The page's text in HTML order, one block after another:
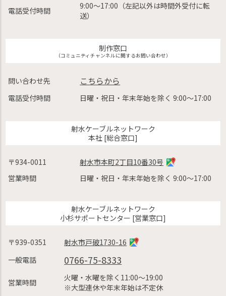
電話受付時間
9:00〜17:00（左記以外は時間外受付に転
送）
制作窓口
（コミュニティチャンネルに関するお問い合わせ）
問い合わせ先 こちらから
電話受付時間 日曜・祝日・年末年始を除く 9:00〜17:00
射水ケーブルネットワーク
本社 [総合窓口]
〒934-0011
射水市本町2丁目10番30号
営業時間
日曜・祝日・年末年始を除く 9:00〜17:00
射水ケーブルネットワーク
小杉サポートセンター [営業窓口]
〒939-0351
射水市戸破1730-16
一般電話
0766-75-8333
営業時間
火曜・水曜を除く11:00〜19:00
※大型連休や年末年始は不定休